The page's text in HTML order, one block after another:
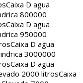
Caixa D agua
800000
Caixa D agua
950000
Caixa D agua
3000000
Caixa D agua
2000 litrosCaixa